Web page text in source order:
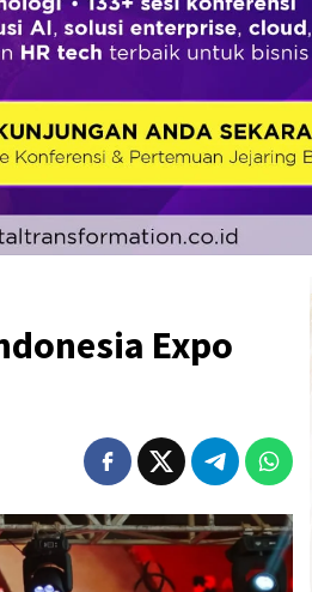
Expo